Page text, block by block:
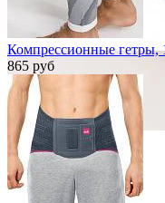
Компрессионные гетры,
865 руб